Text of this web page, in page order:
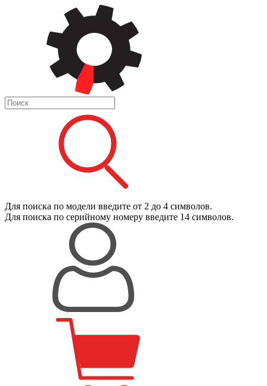
Для поиска по модели введите от 2 до 4 символов.
Для поиска по серийному номеру введите 14 символов.